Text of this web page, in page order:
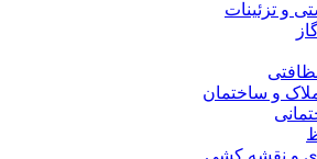
و تزئینات
و ساختمان